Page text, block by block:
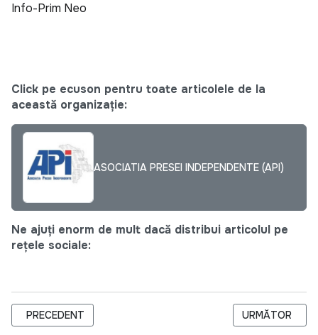
Info-Prim Neo
Click pe ecuson pentru toate articolele de la
această organizație:
ASOCIATIA PRESEI INDEPENDENTE (API)
Ne ajuți enorm de mult dacă distribui articolul pe
rețele sociale:
ARTICOL PRECEDENT: HAINE DIN SINGAPORE PENTRU
PRECEDENT ARTICOLUL
URMĂTOR